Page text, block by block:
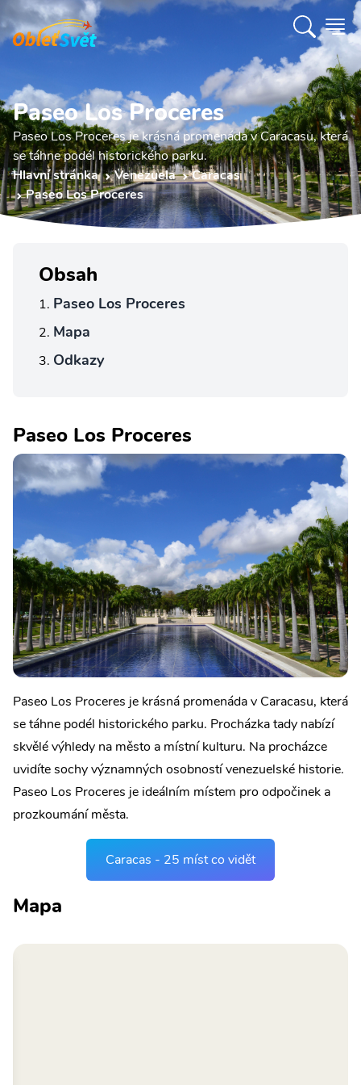
Paseo Los Proceres
Paseo Los Proceres je krásná promenáda v Caracasu, která
se táhne podél historického parku.
Hlavní stránka
Venezuela
Caracas
Paseo Los Proceres
Obsah
Paseo Los Proceres
Mapa
Odkazy
Paseo Los Proceres
Paseo Los Proceres je krásná promenáda v Caracasu, která
se táhne podél historického parku. Procházka tady nabízí
skvělé výhledy na město a místní kulturu. Na procházce
uvidíte sochy významných osobností venezuelské historie.
Paseo Los Proceres je ideálním místem pro odpočinek a
prozkoumání města.
Caracas - 25 míst co vidět
Mapa